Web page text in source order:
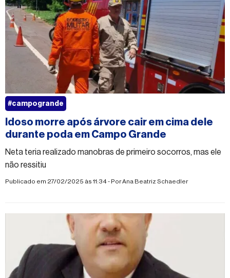
Idoso morre após árvore cair em cima dele
durante poda em Campo Grande
Neta teria realizado manobras de primeiro socorros, mas ele
não ressitiu
Publicado em 27/02/2025 às 11:34 - PorAna Beatriz Schaedler
#campogrande